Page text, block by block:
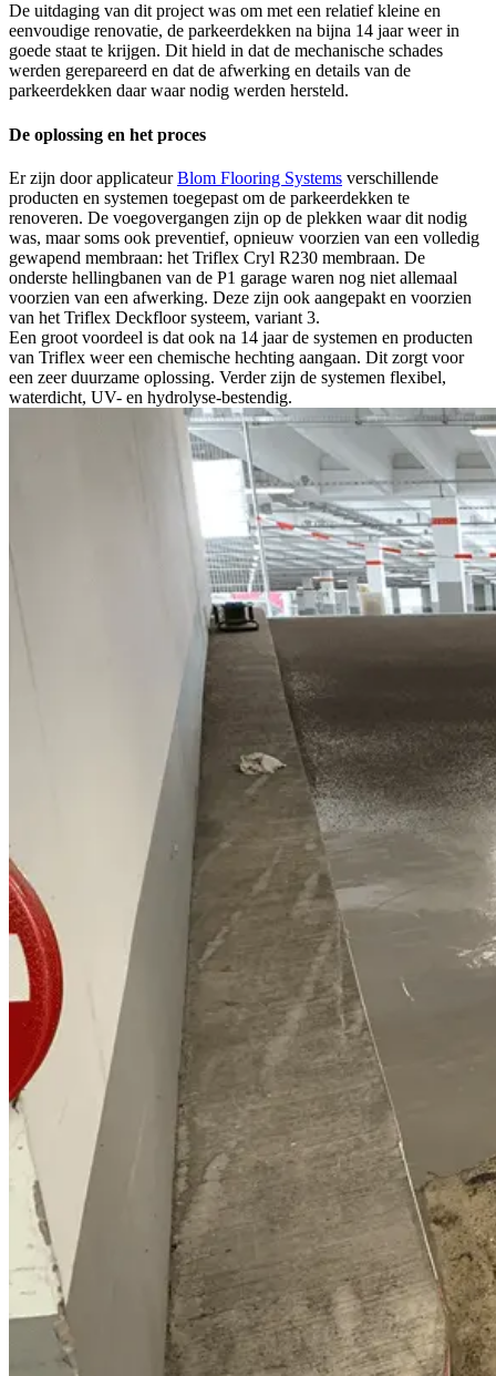
De uitdaging van dit project was om met een relatief kleine en
eenvoudige renovatie, de parkeerdekken na bijna 14 jaar weer in
goede staat te krijgen. Dit hield in dat de mechanische schades
werden gerepareerd en dat de afwerking en details van de
parkeerdekken daar waar nodig werden hersteld.
De oplossing en het proces
Er zijn door applicateurBlom Flooring Systems verschillende
producten en systemen toegepast om de parkeerdekken te
renoveren. De voegovergangen zijn op de plekken waar dit nodig
was, maar soms ook preventief, opnieuw voorzien van een volledig
gewapend membraan: het Triflex Cryl R230 membraan. De
onderste hellingbanen van de P1 garage waren nog niet allemaal
voorzien van een afwerking. Deze zijn ook aangepakt en voorzien
van het Triflex Deckfloor systeem, variant 3.
Een groot voordeel is dat ook na 14 jaar de systemen en producten
van Triflex weer een chemische hechting aangaan. Dit zorgt voor
een zeer duurzame oplossing. Verder zijn de systemen flexibel,
waterdicht, UV- en hydrolyse-bestendig.